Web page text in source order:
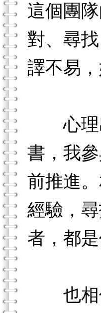
這個團
對、尋
譯不易
心理出
書，我
前推進
經驗，
者，都
也相信